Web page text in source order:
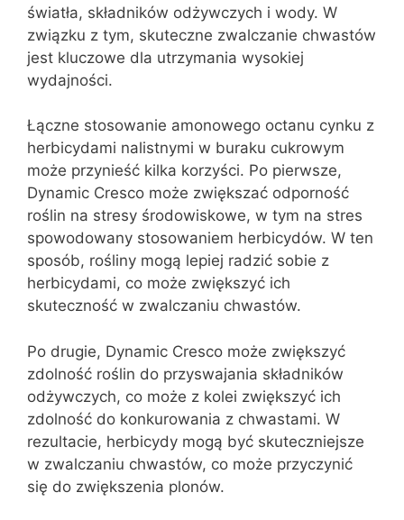
światła, składników odżywczych i wody. W
związku z tym, skuteczne zwalczanie chwastów
jest kluczowe dla utrzymania wysokiej
wydajności.
Łączne stosowanie amonowego octanu cynku z
herbicydami nalistnymi w buraku cukrowym
może przynieść kilka korzyści. Po pierwsze,
Dynamic Cresco może zwiększać odporność
roślin na stresy środowiskowe, w tym na stres
spowodowany stosowaniem herbicydów. W ten
sposób, rośliny mogą lepiej radzić sobie z
herbicydami, co może zwiększyć ich
skuteczność w zwalczaniu chwastów.
Po drugie, Dynamic Cresco może zwiększyć
zdolność roślin do przyswajania składników
odżywczych, co może z kolei zwiększyć ich
zdolność do konkurowania z chwastami. W
rezultacie, herbicydy mogą być skuteczniejsze
w zwalczaniu chwastów, co może przyczynić
się do zwiększenia plonów.